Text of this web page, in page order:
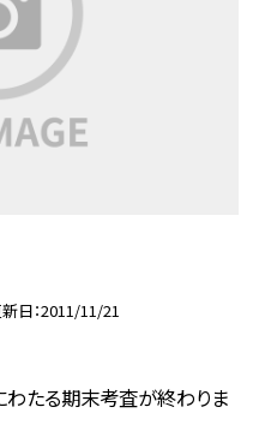
日 2011/11/21
にわたる期末考査が終わりま